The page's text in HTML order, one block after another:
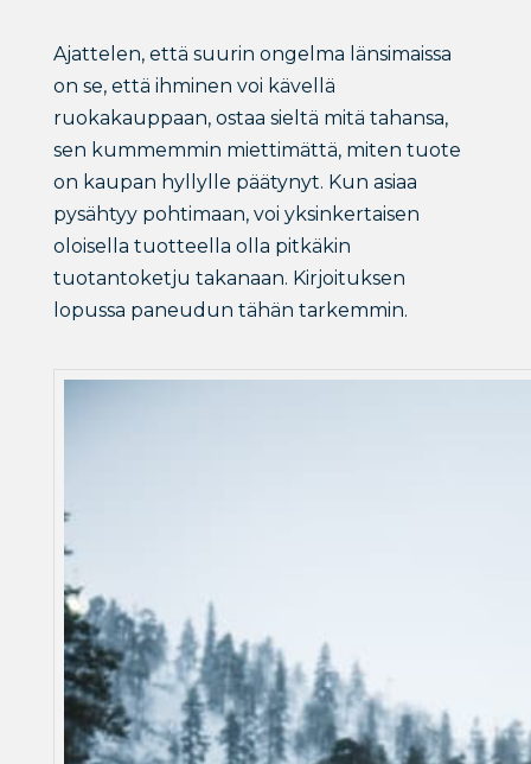
Ajattelen, että suurin ongelma länsimaissa
on se, että ihminen voi kävellä
ruokakauppaan, ostaa sieltä mitä tahansa,
sen kummemmin miettimättä, miten tuote
on kaupan hyllylle päätynyt. Kun asiaa
pysähtyy pohtimaan, voi yksinkertaisen
oloisella tuotteella olla pitkäkin
tuotantoketju takanaan. Kirjoituksen
lopussa paneudun tähän tarkemmin.